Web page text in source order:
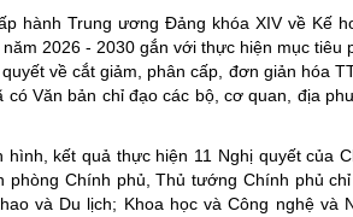
Gia đình hạnh phúc bền vững
An toàn thông tin
Người Việt Nam ưu tiên dùng
Điểm báo
hành Trung ương Đảng khóa XIV về Kế
2026 - 2030 gắn với thực hiện mục tiêu
về cắt giảm, phân cấp, đơn giản hóa
Văn bản chỉ đạo các bộ, cơ quan, địa
kết quả thực hiện 11 Nghị quyết của
phòng Chính phủ, Thủ tướng Chính phủ
và Du lịch; Khoa học và Công nghệ và